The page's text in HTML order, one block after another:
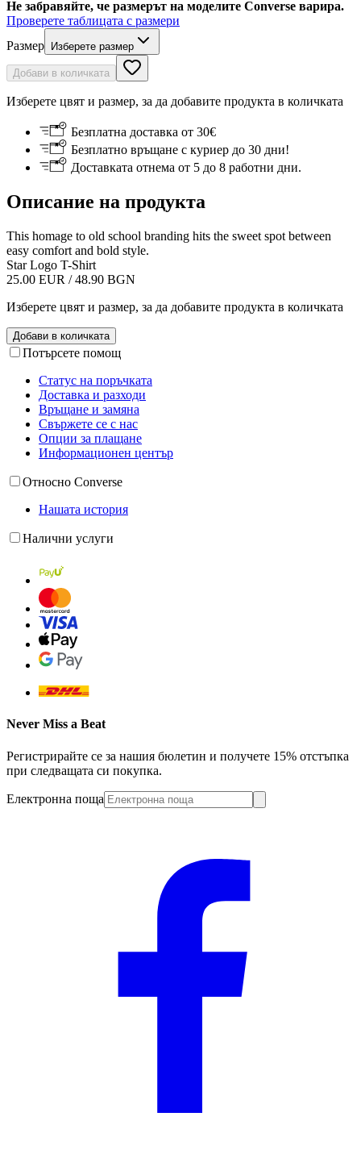
Не забравяйте, че размерът на моделите Converse варира.
Проверете таблицата с размери
Размер
Изберете размер
Добави в количката
Изберете цвят и размер, за да добавите продукта в количката
Безплатна доставка от 30€
Безплатно връщане с куриер до 30 дни!
Доставката отнема от 5 до 8 работни дни.
Описание на продукта
This homage to old school branding hits the sweet spot between
easy comfort and bold style.
Star Logo T-Shirt
25.00 EUR / 48.90 BGN
Изберете цвят и размер, за да добавите продукта в количката
Добави в количката
Потърсете помощ
Статус на поръчката
Доставка и разходи
Връщане и замяна
Свържете се с нас
Опции за плащане
Информационен център
Относно Converse
Нашата история
Налични услуги
Never Miss a Beat
Регистрирайте се за нашия бюлетин и получете 15% отстъпка
при следващата си покупка.
Електронна поща